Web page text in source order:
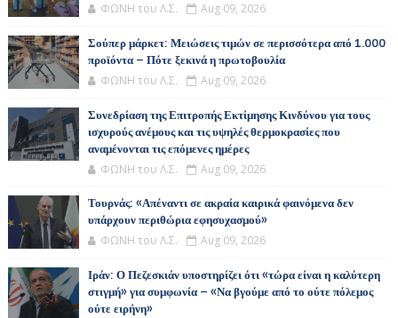
ΦΩΝΗ του Λ.Σ. Aug 09, 2026
Σούπερ μάρκετ: Μειώσεις τιμών σε περισσότερα από 1.000
προϊόντα – Πότε ξεκινά η πρωτοβουλία
ΦΩΝΗ του Λ.Σ. Aug 09, 2026
Συνεδρίαση της Επιτροπής Εκτίμησης Κινδύνου για τους
ισχυρούς ανέμους και τις υψηλές θερμοκρασίες που
αναμένονται τις επόμενες ημέρες
ΦΩΝΗ του Λ.Σ. Aug 09, 2026
Τουρνάς: «Απέναντι σε ακραία καιρικά φαινόμενα δεν
υπάρχουν περιθώρια εφησυχασμού»
ΦΩΝΗ του Λ.Σ. Aug 09, 2026
Ιράν: Ο Πεζεσκιάν υποστηρίζει ότι «τώρα είναι η καλύτερη
στιγμή» για συμφωνία – «Να βγούμε από το ούτε πόλεμος
ούτε ειρήνη»